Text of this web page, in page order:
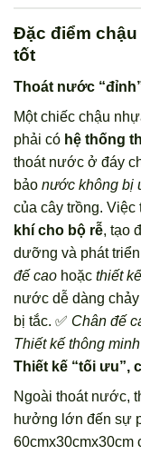
Đặc điểm
tốt
Thoát nước
Một chiếc chậu
phải có hệ thống
thoát nước ở đáy
bảo nước không bị
của cây trồng.
khí cho bộ rễ, tạo
dưỡng và phát
đế cao hoặc thiết
nước dễ dàng chảy
bị tắc. ✅ Chân đế
Thiết kế thông minh
Thiết kế “tối ưu”,
Ngoài thoát nước,
hưởng lớn đến sự
60cmx30cmx30cm